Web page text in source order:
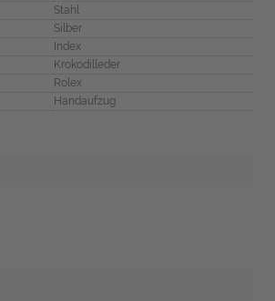
Stahl
Silber
Index
Krokodilleder
Rolex
Handaufzug